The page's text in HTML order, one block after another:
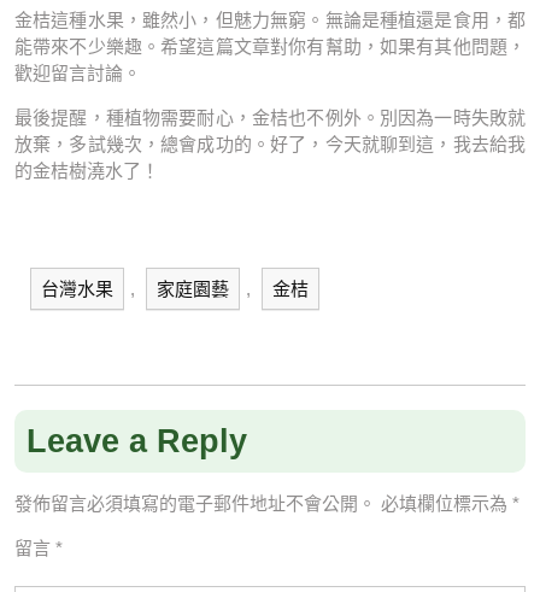
金桔這種水果，雖然小，但魅力無窮。無論是種植還是食用，都
能帶來不少樂趣。希望這篇文章對你有幫助，如果有其他問題，
歡迎留言討論。
最後提醒，種植物需要耐心，金桔也不例外。別因為一時失敗就
放棄，多試幾次，總會成功的。好了，今天就聊到這，我去給我
的金桔樹澆水了！
台灣水果 , 家庭園藝 , 金桔
Leave a Reply
發佈留言必須填寫的電子郵件地址不會公開。 必填欄位標示為 *
留言 *